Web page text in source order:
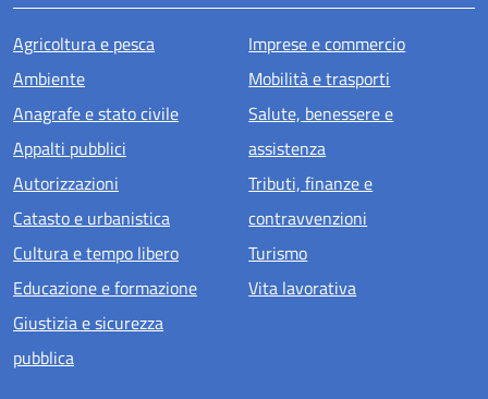
Agricoltura e pesca
Ambiente
Anagrafe e stato civile
Appalti pubblici
Autorizzazioni
Catasto e urbanistica
Cultura e tempo libero
Educazione e formazione
Giustizia e sicurezza
pubblica
Imprese e commercio
Mobilità e trasporti
Salute, benessere e
assistenza
Tributi, finanze e
contravvenzioni
Turismo
Vita lavorativa